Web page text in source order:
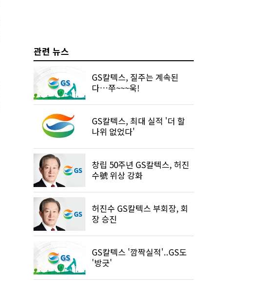
관련 뉴스
GS칼텍스, 질주는 계속된
다…쭈~~~욱!
GS칼텍스, 최대 실적 '더 할
나위 없었다'
창립 50주년 GS칼텍스, 허진
수號 위상 강화
허진수 GS칼텍스 부회장, 회
장 승진
GS칼텍스 '깜짝실적'..GS도
'방긋'